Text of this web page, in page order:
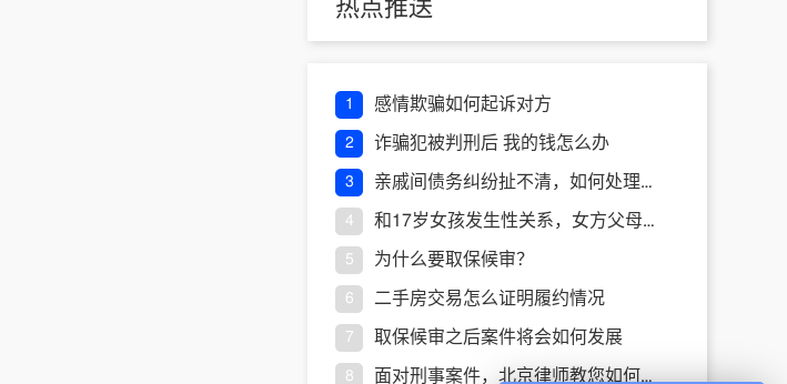
热点推送
1 感情欺骗如何起诉对方
2 诈骗犯被判刑后 我的钱怎么办
3 亲戚间债务纠纷扯不清，如何处理才能不伤感情？
4 和17岁女孩发生性关系，女方父母要告我 怎么办
5 为什么要取保候审？
6 二手房交易怎么证明履约情况
7 取保候审之后案件将会如何发展
8 面对刑事案件，北京律师教您如何制定申诉申请步骤